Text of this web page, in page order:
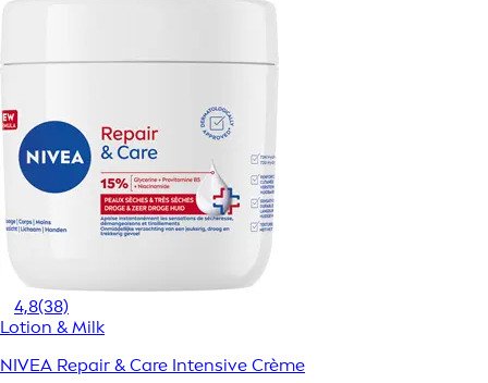
4,8(38)
Lotion & Milk
NIVEA Repair & Care Intensive Crème